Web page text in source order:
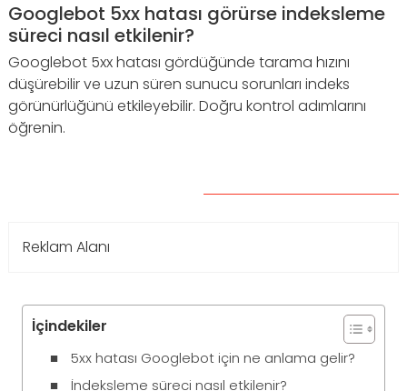
Googlebot 5xx hatası görürse indeksleme
süreci nasıl etkilenir?
Googlebot 5xx hatası gördüğünde tarama hızını
düşürebilir ve uzun süren sunucu sorunları indeks
görünürlüğünü etkileyebilir. Doğru kontrol adımlarını
öğrenin.
Reklam Alanı
İçindekiler
5xx hatası Googlebot için ne anlama gelir?
İndeksleme süreci nasıl etkilenir?